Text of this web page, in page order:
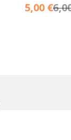
5,00 €